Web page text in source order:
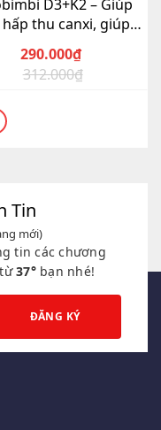
D3+K2 – Giúp
thu canxi, giúp
312.000₫
Giá
290.000₫
Giá
Tin
mới)
tin các chương
từ37°bạn nhé!